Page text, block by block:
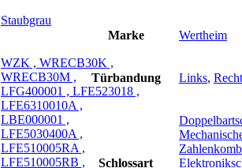
Staubgrau
WZK , WRECB30K ,
WRECB30M ,
LFG400001 , LFE523018 ,
LFE6310010A ,
LBE000001 ,
LFE5030400A ,
LFE510005RA ,
LFE510005RB ,
Marke Wertheim
Türbandung Links,
Schlossart